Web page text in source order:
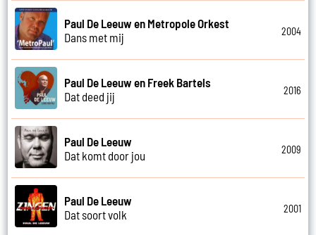
Paul De Leeuw en Metropole Orkest
Dans met mij
2004
Paul De Leeuw en Freek Bartels
Dat deed jij
2016
Paul De Leeuw
Dat komt door jou
2009
Paul De Leeuw
Dat soort volk
2001